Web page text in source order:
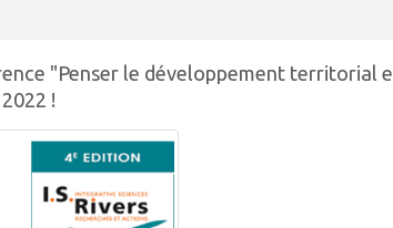
"Penser le développement territorial
!